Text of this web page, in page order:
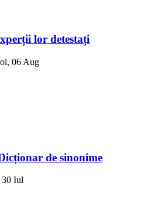
lor detestați
06 Aug
de sinonime
30 Iul